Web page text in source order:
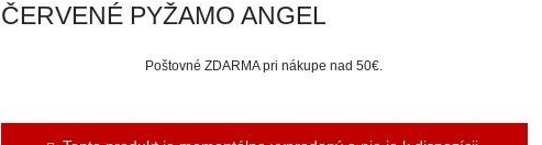
ČERVENÉ PYŽAMO ANGEL
Poštovné ZDARMA pri nákupe nad 50€.